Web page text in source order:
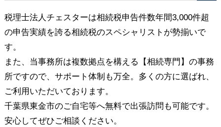
税理士法人チェスターは相続税申告件数年間3,000件超
の申告実績を誇る相続税のスペシャリストが勢揃いで
す。
また、当事務所は複数拠点を構える【相続専門】の事務
所ですので、サポート体制も万全。多くの方に選ばれ、
ご利用いただいております。
千葉県東金市のご自宅等へ無料で出張訪問も可能です。
安心してぜひご相談ください。